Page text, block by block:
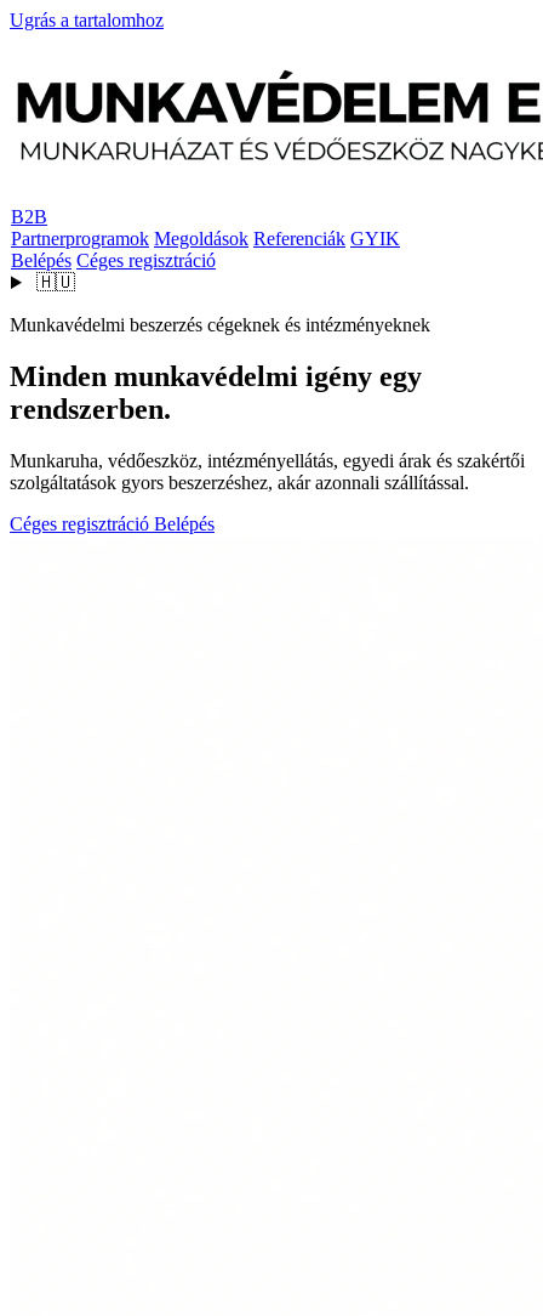
Ugrás a tartalomhoz
B2B
Partnerprogramok Megoldások Referenciák GYIK
Belépés Céges regisztráció
🇭🇺
Munkavédelmi beszerzés cégeknek és intézményeknek
Minden munkavédelmi igény egy
rendszerben.
Munkaruha, védőeszköz, intézményellátás, egyedi árak és szakértői
szolgáltatások gyors beszerzéshez, akár azonnali szállítással.
Céges regisztráció Belépés